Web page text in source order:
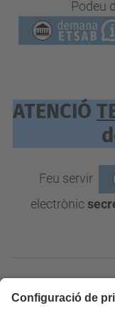
Podeu
ATENCIÓ
Feu servir
electrònic